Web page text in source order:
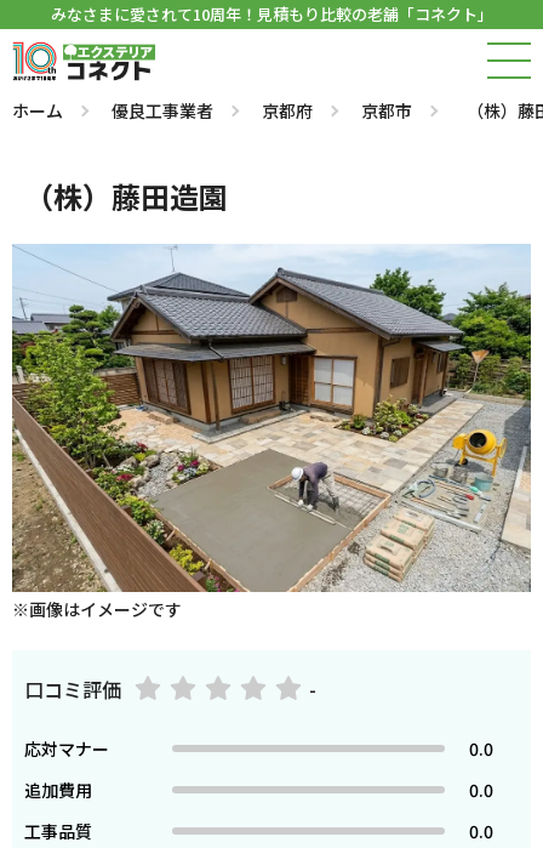
みなさまに愛されて10周年！見積もり比較の老舗「コネクト」
ホーム 優良工事業者 京都府 京都市 （株）
（株）藤田造園
※画像はイメージです
口コミ評価 -
応対マナー
0.0
追加費用
0.0
工事品質
0.0